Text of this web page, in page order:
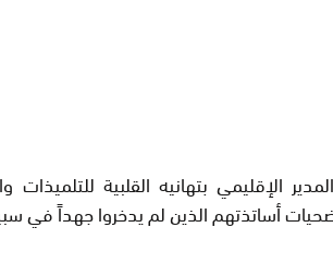
الإقليمي بتهانيه القلبية
أساتذتهم الذين لم يدخروا جهداً